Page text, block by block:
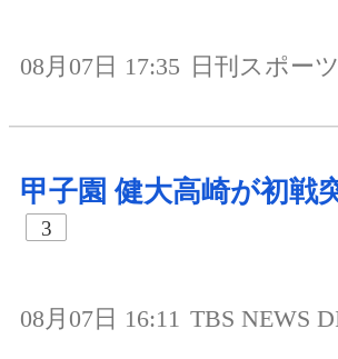
08月07日 17:35 日刊スポーツ
甲子園 健大高崎が初戦
3
08月07日 16:11 TBS NEWS